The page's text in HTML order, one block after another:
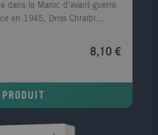
dans le Maroc d'avant-guerre
en 1945, Driss Chraïbi
il découvre une autre planète,
sa femme dans une sorte
trouve en lui l'une de ses
Culture, les années
8,10 €